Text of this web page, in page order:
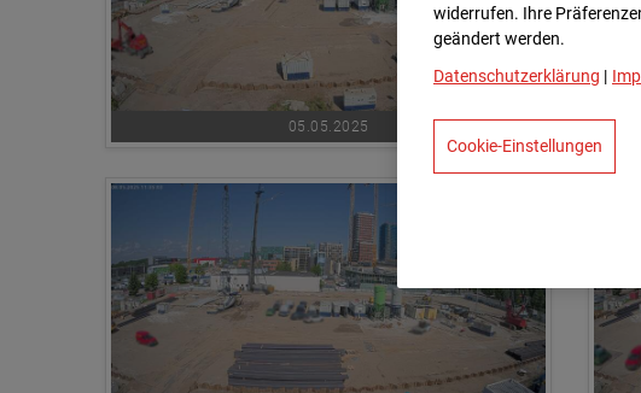
05.05.2025
widerrufen. Ihre
geändert werden.
Datenschutzerklärung |
Cookie-Einstellungen